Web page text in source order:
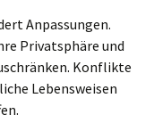
Anpassungen.
Privatsphäre und
Konflikte
Lebensweisen